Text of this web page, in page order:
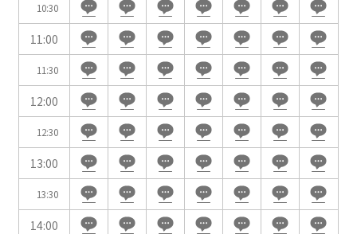
10:30
11:00
11:30
12:00
12:30
13:00
13:30
14:00
日付／開始・終了時間から選ぶ
時間単位で選ぶ
人数／レイアウト ※複数選択可能
スクール
2名掛け
スクール
3名掛け
シアター
形式